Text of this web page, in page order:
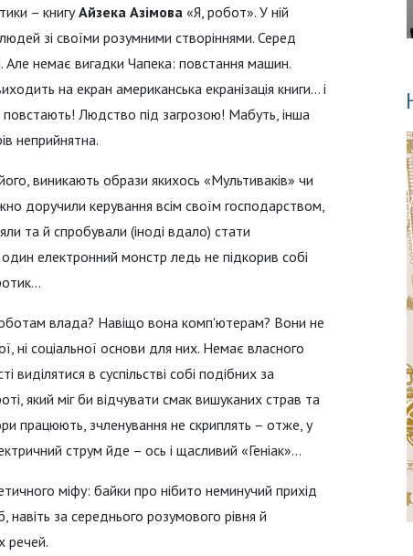
– книгуАйзека Азімова «Я, робот». У ній
людей зі своїми розумними створіннями. Серед
Але немає вигадки Чапека: повстання машин.
на екран американська екранізація книги… і
Людство під загрозою! Мабуть, інша
неприйнятна.
виникають образи якихось «Мультиваків» чи
доручили керування всім своїм господарством,
та й спробували (іноді вдало) стати
електронний монстр ледь не підкорив собі
влада? Навіщо вона комп'ютерам? Вони не
ні соціальної основи для них. Немає власного
в суспільстві собі подібних за
який міг би відчувати смак вишуканих страв та
працюють, зчленування не скриплять – отже, у
струм йде – ось і щасливий «Геніак»…
міфу: байки про нібито неминучий прихід
за середнього розумового рівня й
речей.